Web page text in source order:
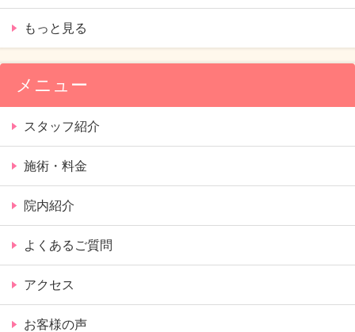
もっと見る
メニュー
スタッフ紹介
施術・料金
院内紹介
よくあるご質問
アクセス
お客様の声